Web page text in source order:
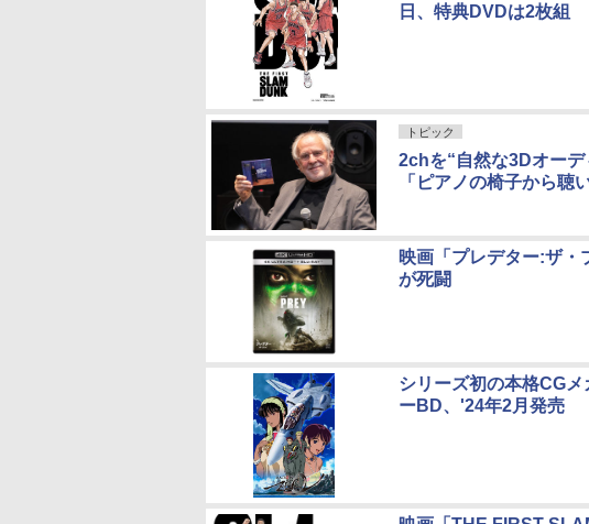
日、特典DVDは2枚組
トピック
2chを“自然な3Dオー
「ピアノの椅子から聴
映画「プレデター:ザ
が死闘
シリーズ初の本格CG
ーBD、'24年2月発売